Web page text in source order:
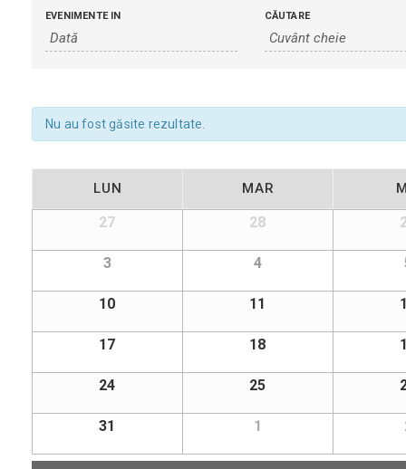
Evenimente
Search
Views
Navigation
Evenimente
Search
EVENIMENTE IN CĂUTARE
Nu au fost găsite rezultate.
Calendar
of
Evenimente
LUN MAR
27 28
3 4
10 11
17 18
24 25
31 1